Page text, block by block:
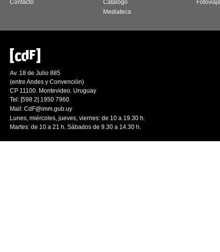
Contacto
Catálogo
Mediateca
Av. 18 de Julio 885
(entre Andes y Convención)
CP 11100. Montevideo. Uruguay
Tel: [598 2] 1950 7960
Mail: CdF@imm.gub.uy
Lunes, miércoles, jueves, viernes: de 10 a 19.30 h.
Martes: de 10 a 21 h. Sábados de 9.30 a 14.30 h.